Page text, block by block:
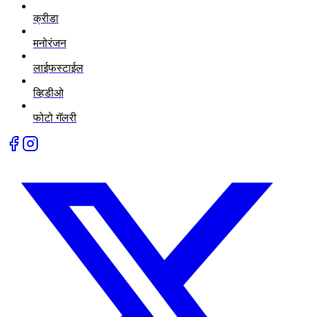
क्रीडा
मनोरंजन
लाईफस्टाईल
व्हिडीओ
फोटो गॅलरी